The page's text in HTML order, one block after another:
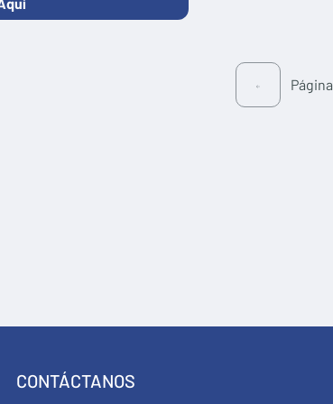
Página
CONTÁCTANOS